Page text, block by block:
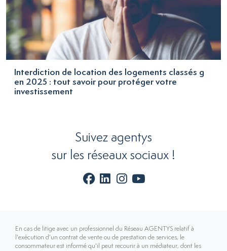
Interdiction de location des logements classés g
en 2025 : tout savoir pour protéger votre
investissement
Suivez agentys
sur les réseaux sociaux !
En cas de litige avec un professionnel du Réseau AGENTYS relatif à
l'exécution d'un contrat de vente ou de prestation de services, le
consommateur est informé qu'il peut recourir à un médiateur, dont les